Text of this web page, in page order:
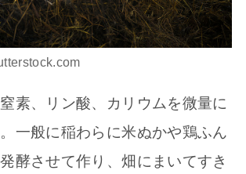
素、リン酸、カリウムを微量に
一般に稲わらに米ぬかや鶏ふん
酵させて作り、畑にまいてすき